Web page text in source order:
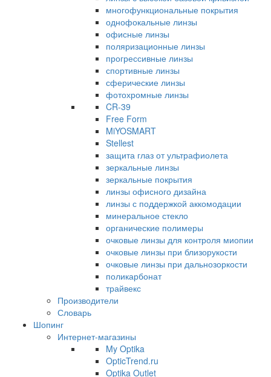
многофункциональные покрытия
однофокальные линзы
офисные линзы
поляризационные линзы
прогрессивные линзы
спортивные линзы
сферические линзы
фотохромные линзы
CR-39
Free Form
MiYOSMART
Stellest
защита глаз от ультрафиолета
зеркальные линзы
зеркальные покрытия
линзы офисного дизайна
линзы с поддержкой аккомодации
минеральное стекло
органические полимеры
очковые линзы для контроля миопии
очковые линзы при близорукости
очковые линзы при дальнозоркости
поликарбонат
трайвекс
Производители
Словарь
Шопинг
Интернет-магазины
My Optika
OpticTrend.ru
Optika Outlet